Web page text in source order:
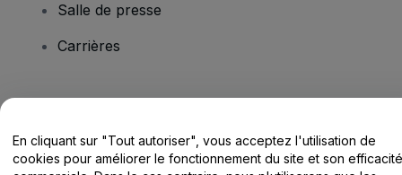
Salle de presse
Carrières
Centre d'assistance / Nous contacter
En cliquant sur "Tout autoriser", vous acceptez l'utilisation de
cookies pour améliorer le fonctionnement du site et son efficacité